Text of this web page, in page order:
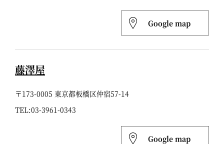
Google map
藤澤屋
〒173-0005 東京都板橋区仲宿57-14
TEL:03-3961-0343
Google map